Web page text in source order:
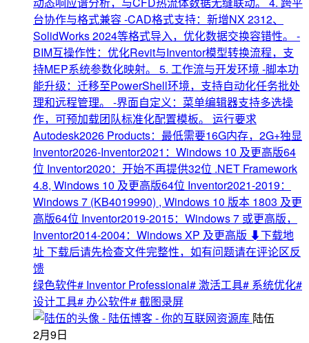
台协作与格式兼容 -CAD格式支持：新增NX 2312、
SolidWorks 2024等格式导入，优化数据交换容错性。 -
BIM互操作性：优化Revit与Inventor模型转换流程，支
持MEP系统参数化映射。 5. 工作流与开发环境 -脚本功
能升级：迁移至PowerShell环境，支持自动化任务批处
理和远程管理。 -界面自定义：菜单编辑器支持多选操
作，可预加载团队标准化配置模板。 运行要求
Autodesk2026 Products：最低需要16G内存，2G+独显
Inventor2026-Inventor2021：Windows 10 及更高版64
位 Inventor2020：开始不再提供32位 .NET Framework
4.8, Windows 10 及更高版64位 Inventor2021-2019：
Windows 7 (KB4019990) , Windows 10 版本 1803 及更
高版64位 Inventor2019-2015：Windows 7 或更高版，
Inventor2014-2004：Windows XP 及更高版 ⬇下载地
址 下载后请先检查文件完整性，如有问题请在评论区反
馈
绿色软件# Inventor Professional# 激活工具# 系统优化#
设计工具# 办公软件# 截图录屏
陆伍
2月9日